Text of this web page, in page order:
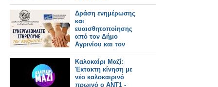
Δράση ενημέρωσης
και
ευαισθητοποίησης
από τον Δήμο
Αγρινίου και τον
ΣΕΕΔΑ με μήνυμα
«Συνεργαζόμαστε –
Στηρίζουμε τον
άνθρωπο»
Καλοκαίρι Μαζί:
Έκτακτη κίνηση με
νέο καλοκαιρινό
πρωινό ο ΑΝΤ1 -